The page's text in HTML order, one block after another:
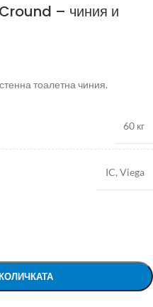
– чиния и
тоалетна чиния.
60 кг
IC, Viega